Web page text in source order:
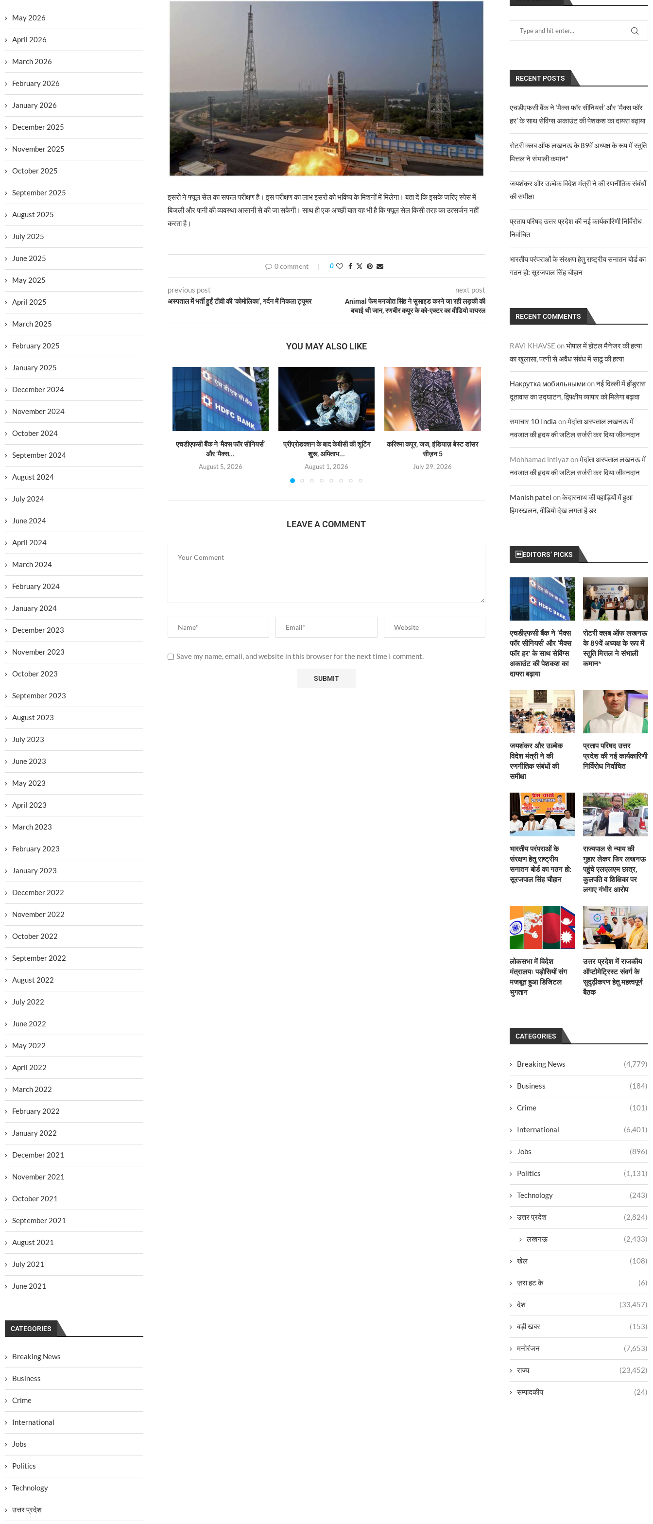
इसरो ने फ्यूल सेल का सफल परीक्षण है। इस परीक्षण का लाभ इसरो को भविष्य के मिशनों में मिलेगा। बता दें कि इसके जरिए स्पेस में
बिजली और पानी की व्यवस्था आसानी से की जा सकेगी। साथ ही एक अच्छी बात यह भी है कि फ्यूल सेल किसी तरह का उत्सर्जन नहीं
करता है।
0 comment 0
previous post
अस्पताल में भर्ती हुईं टीवी की ‘कोमोलिका’, गर्दन में निकला ट्यूमर
next post
Animal फेम मनजोत सिंह ने सुसाइड करने जा रही लड़की की
बचाई थी जान, रणबीर कपूर के को-एक्टर का वीडियो वायरल
YOU MAY ALSO LIKE
एचडीएफसी बैंक ने ‘मैक्स फॉर सीनियर्स’
और ‘मैक्स...
August 5, 2026
प्रीप्रोडक्शन के बाद केबीसी की शूटिंग
शुरू, अमिताभ...
August 1, 2026
करिश्मा कपूर, जज, इंडियाज़ बेस्ट डांसर
सीज़न 5
July 29, 2026
टेलीविज़न के
LEAVE A COMMENT
Save my name, email, and website in this browser for the next time I comment.
RECENT POSTS
एचडीएफसी बैंक ने ‘मैक्स फॉर सीनियर्स’ और ‘मैक्स फॉर
हर’ के साथ सेविंग्स अकाउंट की पेशकश का दायरा बढ़ाया
रोटरी क्लब ऑफ लखनऊ के 89वें अध्यक्ष के रूप में स्तुति
मित्तल ने संभाली कमान*
जयशंकर और उज़्बेक विदेश मंत्री ने की रणनीतिक संबंधों
की समीक्षा
प्रताप परिषद उत्तर प्रदेश की नई कार्यकारिणी निर्विरोध
निर्वाचित
भारतीय परंपराओं के संरक्षण हेतु राष्ट्रीय सनातन बोर्ड का
गठन हो: सूरजपाल सिंह चौहान
RECENT COMMENTS
RAVI KHAVSE onभोपाल में होटल मैनेजर की हत्या
का खुलासा, पत्नी से अवैध संबंध में साढू की हत्या
Накрутка мобильнымиonनई दिल्ली में होंडुरास
दूतावास का उद्घाटन, द्विपक्षीय व्यापार को मिलेगा बढ़ावा
समाचार 10 India onमेदांता अस्पताल लखनऊ में
नवजात की हृदय की जटिल सर्जरी कर दिया जीवनदान
Mohhamad intiyazonमेदांता अस्पताल लखनऊ में
नवजात की हृदय की जटिल सर्जरी कर दिया जीवनदान
Manish patel onकेदारनाथ की पहाड़ियों में हुआ
हिमस्खलन, वीडियो देख लगता है डर
EDITORS’ PICKS
एचडीएफसी बैंक ने ‘मैक्स
फॉर सीनियर्स’ और ‘मैक्स
फॉर हर’ के साथ सेविंग्स
अकाउंट की पेशकश का
दायरा बढ़ाया
रोटरी क्लब ऑफ लखनऊ
के 89वें अध्यक्ष के रूप में
स्तुति मित्तल ने संभाली
कमान*
जयशंकर और उज़्बेक
विदेश मंत्री ने की
रणनीतिक संबंधों की
समीक्षा
प्रताप परिषद उत्तर
प्रदेश की नई कार्यकारिणी
निर्विरोध निर्वाचित
भारतीय परंपराओं के
संरक्षण हेतु राष्ट्रीय
सनातन बोर्ड का गठन हो:
सूरजपाल सिंह चौहान
राज्यपाल से न्याय की
गुहार लेकर फिर लखनऊ
पहुंचे एलएलएम छात्र,
कुलपति व शिक्षिका पर
लगाए गंभीर आरोप
लोकसभा में विदेश
मंत्रालयः पड़ोसियों संग
मजबूत हुआ डिजिटल
भुगतान
उत्तर प्रदेश में राजकीय
ऑप्टोमेट्रिस्ट संवर्ग के
सुदृढ़ीकरण हेतु महत्वपूर्ण
बैठक
CATEGORIES
Breaking News (4,779)
Business (184)
Crime (101)
International (6,401)
Jobs (896)
Politics (1,131)
Technology (243)
उत्तर प्रदेश (2,824)
लखनऊ (2,433)
खेल (108)
ज़रा हट के (6)
देश (33,457)
बड़ी खबर (153)
मनोरंजन (7,653)
राज्य (23,452)
सम्पादकीय (24)
May 2026
April 2026
March 2026
February 2026
January 2026
December 2025
November 2025
October 2025
September 2025
August 2025
July 2025
June 2025
May 2025
April 2025
March 2025
February 2025
January 2025
December 2024
November 2024
October 2024
September 2024
August 2024
July 2024
June 2024
April 2024
March 2024
February 2024
January 2024
December 2023
November 2023
October 2023
September 2023
August 2023
July 2023
June 2023
May 2023
April 2023
March 2023
February 2023
January 2023
December 2022
November 2022
October 2022
September 2022
August 2022
July 2022
June 2022
May 2022
April 2022
March 2022
February 2022
January 2022
December 2021
November 2021
October 2021
September 2021
August 2021
July 2021
June 2021
CATEGORIES
Breaking News
Business
Crime
International
Jobs
Politics
Technology
उत्तर प्रदेश